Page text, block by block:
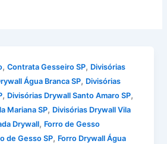
,Contrata Gesseiro SP, Divisórias
Água Branca SP, Divisórias
, Divisórias Drywall Santo Amaro SP,
Mariana SP, Divisórias Drywall Vila
Drywall, Forro de Gesso
de Gesso SP, Forro Drywall Água